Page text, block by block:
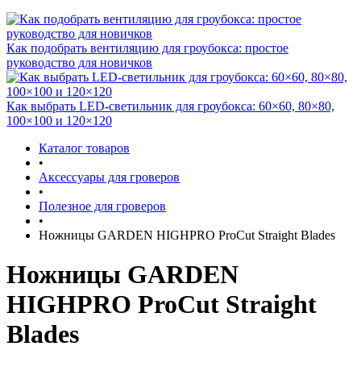
Как подобрать вентиляцию для гроубокса: простое
руководство для новичков
Как выбрать LED-светильник для гроубокса: 60×60, 80×80,
100×100 и 120×120
Каталог товаров
•
Аксессуары для гроверов
•
Полезное для гроверов
•
Ножницы GARDEN HIGHPRO ProCut Straight Blades
Ножницы GARDEN
HIGHPRO ProCut Straight
Blades